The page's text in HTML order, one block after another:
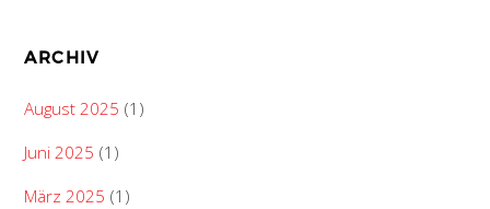
ARCHIV
August 2025 (1)
Juni 2025 (1)
März 2025 (1)